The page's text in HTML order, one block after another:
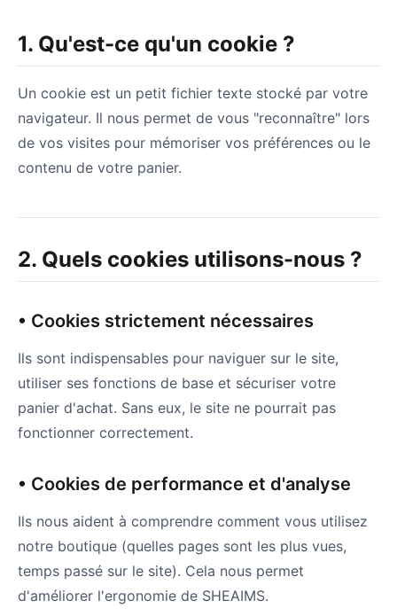
1. Qu'est-ce qu'un cookie ?
Un cookie est un petit fichier texte stocké par votre
navigateur. Il nous permet de vous "reconnaître" lors
de vos visites pour mémoriser vos préférences ou le
contenu de votre panier.
2. Quels cookies utilisons-nous ?
• Cookies strictement nécessaires
Ils sont indispensables pour naviguer sur le site,
utiliser ses fonctions de base et sécuriser votre
panier d'achat. Sans eux, le site ne pourrait pas
fonctionner correctement.
• Cookies de performance et d'analyse
Ils nous aident à comprendre comment vous utilisez
notre boutique (quelles pages sont les plus vues,
temps passé sur le site). Cela nous permet
d'améliorer l'ergonomie de SHEAIMS.